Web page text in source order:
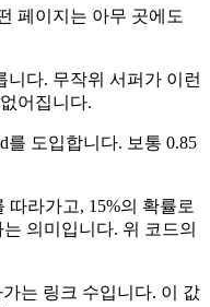
페이지는 아무 곳에도
니다. 무작위 서퍼가 이런
어집니다.
d를 도입합니다. 보통 0.85
따라가고, 15%의 확률로
의미입니다. 위 코드의
는 링크 수입니다. 이 값